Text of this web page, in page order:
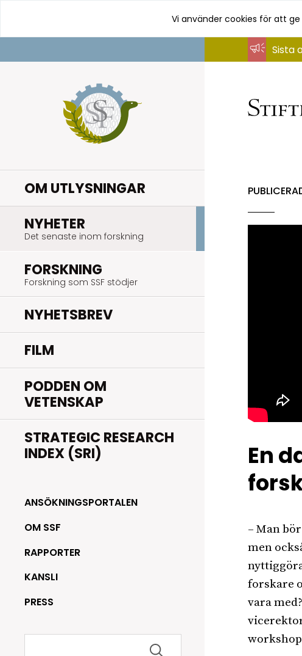
innehåll
Vi använder cookies för att
OM UTLYSNINGAR
NYHETER
Det senaste inom forskning
FORSKNING
Forskning som SSF stödjer
NYHETSBREV
FILM
PODDEN OM
VETENSKAP
STRATEGIC RESEARCH
INDEX (SRI)
ANSÖKNINGSPORTALEN
OM SSF
RAPPORTER
KANSLI
PRESS
Sök
Sista
En
– Man
men
forskare
vara